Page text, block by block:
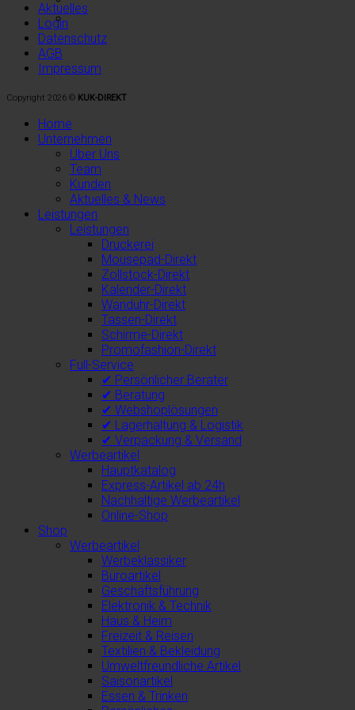
Aktuelles
Login
Datenschutz
AGB
Impressum
Copyright 2026 © KUK-DIREKT
Home
Unternehmen
Über Uns
Team
Kunden
Aktuelles & News
Leistungen
Leistungen
Druckerei
Mousepad-Direkt
Zollstock-Direkt
Kalender-Direkt
Wanduhr-Direkt
Tassen-Direkt
Schirme-Direkt
Promofashion-Direkt
Full-Service
✔ Persönlicher Berater
✔ Beratung
✔ Webshoplösungen
✔ Lagerhaltung & Logistik
✔ Verpackung & Versand
Werbeartikel
Hauptkatalog
Express-Artikel ab 24h
Nachhaltige Werbeartikel
Online-Shop
Shop
Werbeartikel
Werbeklassiker
Büroartikel
Geschäftsführung
Elektronik & Technik
Haus & Heim
Freizeit & Reisen
Textilien & Bekleidung
Umweltfreundliche Artikel
Saisonartikel
Essen & Trinken